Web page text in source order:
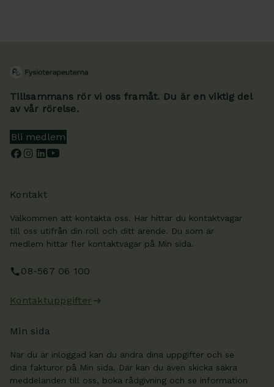
Tillsammans rör vi oss framåt. Du är en viktig del
av vår rörelse.
Bli medlem
Kontakt
Välkommen att kontakta oss. Här hittar du kontaktvägar
till oss utifrån din roll och ditt ärende. Du som är
medlem hittar fler kontaktvägar på Min sida.
08-567 06 100
Kontaktuppgifter
Min sida
När du är inloggad kan du ändra dina uppgifter och se
dina fakturor på Min sida. Där kan du även skicka säkra
meddelanden till oss, boka rådgivning och se information